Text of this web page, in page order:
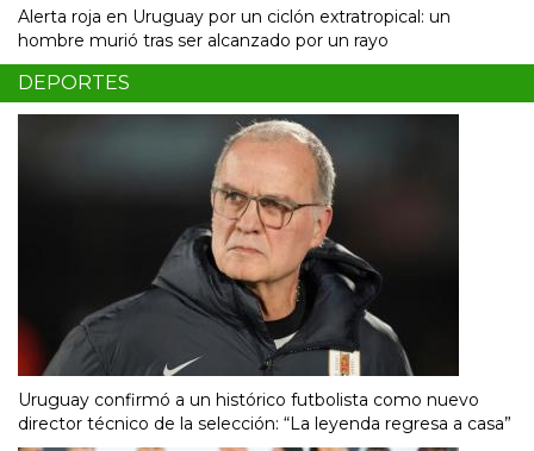
Alerta roja en Uruguay por un ciclón extratropical: un
hombre murió tras ser alcanzado por un rayo
DEPORTES
Uruguay confirmó a un histórico futbolista como nuevo
director técnico de la selección: “La leyenda regresa a casa”